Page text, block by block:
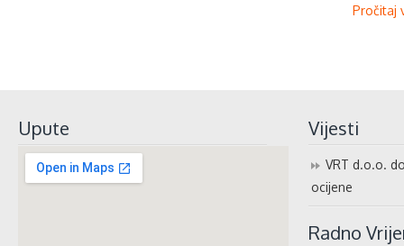
Pročitaj
Upute Vijesti
VRT d.o.o.
ocijene
Radno